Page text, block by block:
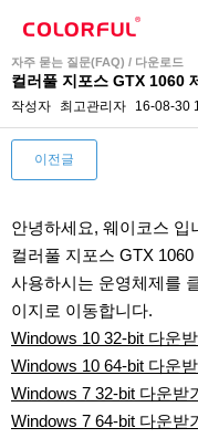
자주 묻는 질문(FAQ) / 다운로드
컬러풀 지포스 GTX 1060
작성자 최고관리자 16-08-30
이전글
안녕하세요, 웨이코스 입
컬러풀 지포스 GTX
사용하시는 운영체제를
이지로 이동합니다.
Windows 10 32-bit 다운
Windows 10 64-bit 다운
Windows 7 32-bit 다운받
Windows 7 64-bit 다운받